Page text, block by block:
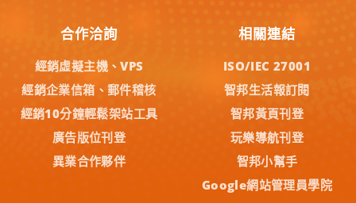
合作洽詢
經銷虛擬主機、VPS
經銷企業信箱、郵件稽核
經銷10分鐘輕鬆架站工具
廣告版位刊登
異業合作夥伴
相關連結
ISO/IEC 27001
智邦生活報訂閱
智邦黃頁刊登
玩樂導航刊登
智邦小幫手
Google網站管理員學院